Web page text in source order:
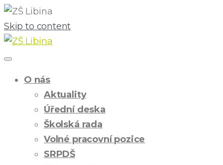
Skip to content
O nás
Aktuality
Úřední deska
Školská rada
Volné pracovní pozice
SRPDŠ